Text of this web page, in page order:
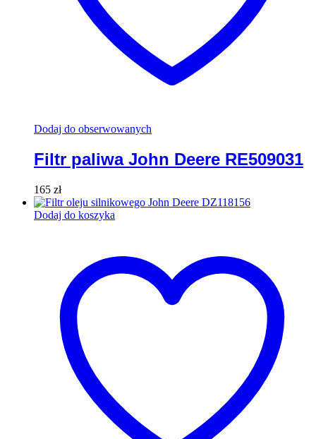
Dodaj do obserwowanych
Filtr paliwa John Deere RE509031
165 zł
Dodaj do koszyka